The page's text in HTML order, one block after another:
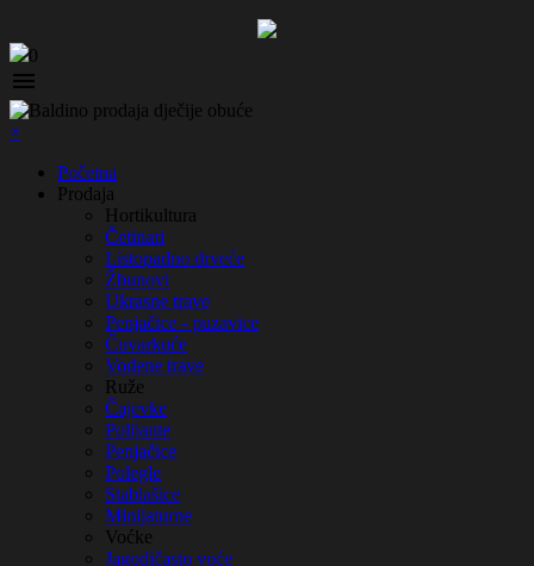
0

×
Početna
Prodaja
Hortikultura
Četinari
Listopadno drveće
Žbunovi
Ukrasne trave
Penjačice - puzavice
Čuvarkuće
Vodene trave
Ruže
Čajevke
Polijante
Penjačice
Polegle
Stablašice
Minijaturne
Voćke
Jagodičasto voće